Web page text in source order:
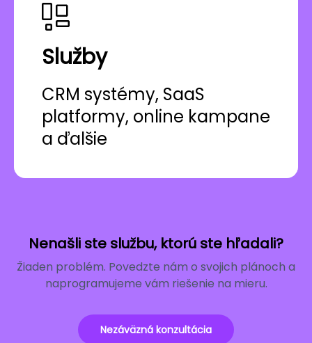
Služby
CRM systémy, SaaS
platformy, online kampane
a ďalšie
Nenašli ste službu, ktorú ste hľadali?
Žiaden problém. Povedzte nám o svojich plánoch a
naprogramujeme vám riešenie na mieru.
Nezáväzná konzultácia